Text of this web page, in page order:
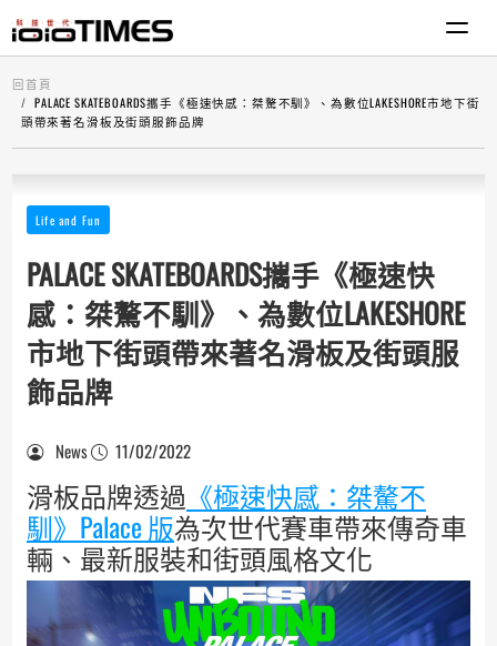
回首頁
PALACE SKATEBOARDS攜手《極速快感：桀驁不馴》、為數位LAKESHORE市地下街
頭帶來著名滑板及街頭服飾品牌
Life and Fun
PALACE SKATEBOARDS攜手《極速快
感：桀驁不馴》、為數位LAKESHORE
市地下街頭帶來著名滑板及街頭服
飾品牌
News 11/02/2022
滑板品牌透過 《極速快感：桀驁不
馴》Palace 版為次世代賽車帶來傳奇車
輛、最新服裝和街頭風格文化